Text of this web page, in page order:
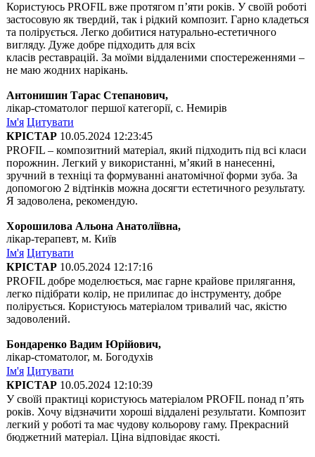
Користуюсь PROFIL вже протягом п’яти років. У своїй роботі
застосовую як твердий, так і рідкий композит. Гарно кладеться
та полірується. Легко добитися натурально-естетичного
вигляду. Дуже добре підходить для всіх
класів реставрацій. За моїми віддаленими спостереженнями –
не маю жодних нарікань.
Антонишин Тарас Степанович,
лікар-стоматолог першої категорії, с. Немирів
Ім'я Цитувати
КРІСТАР 10.05.2024 12:23:45
PROFIL – композитний матеріал, який підходить під всі класи
порожнин. Легкий у використанні, м’який в нанесенні,
зручний в техніці та формуванні анатомічної форми зуба. За
допомогою 2 відтінків можна досягти естетичного результату.
Я задоволена, рекомендую.
Хорошилова Альона Анатоліївна,
лікар-терапевт, м. Київ
Ім'я Цитувати
КРІСТАР 10.05.2024 12:17:16
PROFIL добре моделюється, має гарне крайове прилягання,
легко підібрати колір, не прилипає до інструменту, добре
полірується. Користуюсь матеріалом тривалий час, якістю
задоволений.
Бондаренко Вадим Юрійович,
лікар-стоматолог, м. Богодухів
Ім'я Цитувати
КРІСТАР 10.05.2024 12:10:39
У своїй практиці користуюсь матеріалом PROFIL понад п’ять
років. Хочу відзначити хороші віддалені результати. Композит
легкий у роботі та має чудову кольорову гаму. Прекрасний
бюджетний матеріал. Ціна відповідає якості.